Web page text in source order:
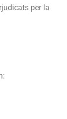
per la